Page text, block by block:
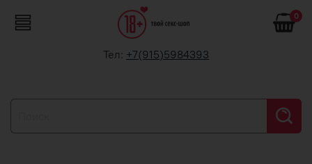
0
Тел: +7(915)5984393